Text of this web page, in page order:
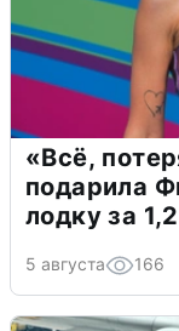
«Всё,
подарила
лодку за
5 августа 166